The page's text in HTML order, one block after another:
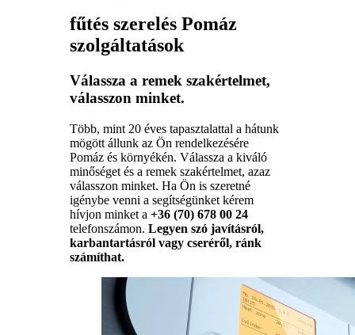
fűtés szerelés Pomáz
szolgáltatások
Válassza a remek szakértelmet,
válasszon minket.
Több, mint 20 éves tapasztalattal a hátunk
mögött állunk az Ön rendelkezésére
Pomáz és környékén. Válassza a kiváló
minőséget és a remek szakértelmet, azaz
válasszon minket. Ha Ön is szeretné
igénybe venni a segítségünket kérem
hívjon minket a +36 (70) 678 00 24
telefonszámon. Legyen szó javításról,
karbantartásról vagy cseréről, ránk
számíthat.